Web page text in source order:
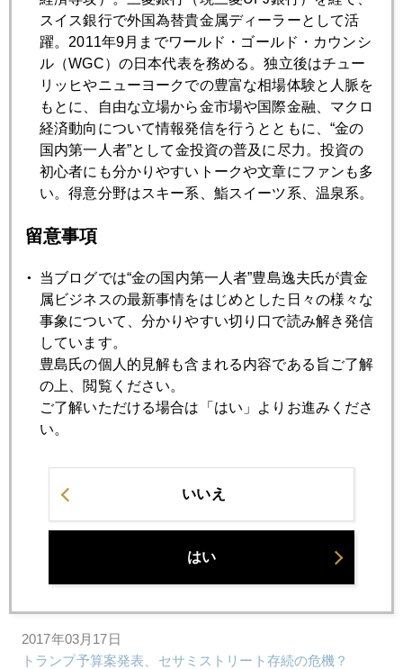
2017年03月29日
シュガーハイ相場
2017年03月28日
トランプ大統領だけではない、世界激動の兆し
2017年03月27日
トランプ相場の均衡点を模索する市場
2017年03月24日
日米欧ともに政治相場、ほくそえむ中国
2017年03月23日
トランプ大統領の規制緩和
2017年03月22日
市場を覆う３つの要因
2017年03月17日
トランプ予算案発表、セサミストリート存続の危機？
スイス銀行で外国為替貴金属ディーラーとして活
躍。2011年9月までワールド・ゴールド・カウンシ
ル（WGC）の日本代表を務める。独立後はチュー
リッヒやニューヨークでの豊富な相場体験と人脈を
もとに、自由な立場から金市場や国際金融、マクロ
経済動向について情報発信を行うとともに、“金の
国内第一人者”として金投資の普及に尽力。投資の
初心者にも分かりやすいトークや文章にファンも多
い。得意分野はスキー系、鮨スイーツ系、温泉系。
留意事項
当ブログでは“金の国内第一人者”豊島逸夫氏が貴金
属ビジネスの最新事情をはじめとした日々の様々な
事象について、分かりやすい切り口で読み解き発信
しています。
豊島氏の個人的見解も含まれる内容である旨ご了解
の上、閲覧ください。
ご了解いただける場合は「はい」よりお進みくださ
い。
いいえ
はい